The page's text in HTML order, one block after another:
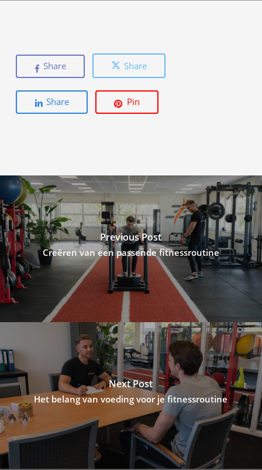
Share Share
Share Pin
Previous Post
Creëren van een passende fitnessroutine
Next Post
Het belang van voeding voor je fitnessroutine